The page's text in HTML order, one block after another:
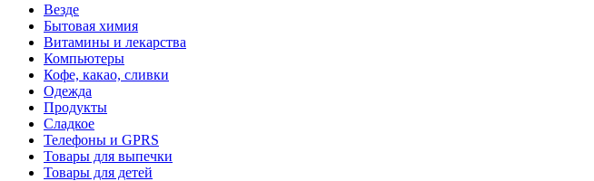
Везде
Бытовая химия
Витамины и лекарства
Компьютеры
Кофе, какао, сливки
Одежда
Продукты
Сладкое
Телефоны и GPRS
Товары для выпечки
Товары для детей